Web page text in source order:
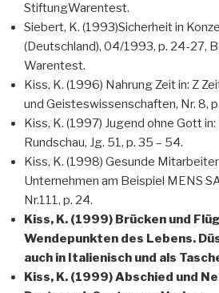
StiftungWarentest.
Siebert, K. (1993)Sicherheit in
(Deutschland), 04/1993, p. 24-27,
Warentest.
Kiss, K. (1996) Nahrung Zeit in: Z
und Geisteswissenschaften, Nr. 8,
Kiss, K. (1997) Jugend ohne Gott
Rundschau, Jg. 51, p. 35 – 54.
Kiss, K. (1998) Gesunde
Unternehmen am Beispiel MENS
Nr.111, p. 24.
Kiss, K. (1999) Brücken und
Wendepunkten des Lebens.
auch in Italienisch und als
Kiss, K. (1999) Abschied und